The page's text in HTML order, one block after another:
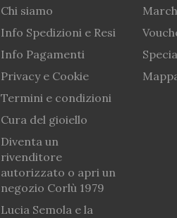
Chi siamo
Info Spedizioni e Resi
Info Pagamenti
Privacy e Cookie
Termini e condizioni
Cura del gioiello
Diventa un
rivenditore
autorizzato o apri un
negozio Corlù 1979
Lucia Semola e la